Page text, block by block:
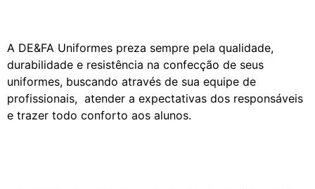
A DE&FA Uniformes preza sempre pela qualidade,
durabilidade e resistência na confecção de seus
uniformes, buscando através de sua equipe de
profissionais, atender a expectativas dos responsáveis
e trazer todo conforto aos alunos.